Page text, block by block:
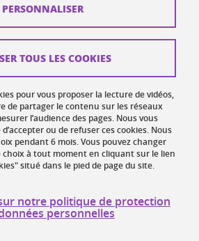
pour vous proposer la lecture de vidéos,
de partager le contenu sur les réseaux
l’audience des pages. Nous vous
ou de refuser ces cookies. Nous
pendant 6 mois. Vous pouvez changer
choix à tout moment en cliquant sur le lien
situé dans le pied de page du site.
notre politique de protection
personnelles
TOUS LES COOKIES
PERSONNALISER